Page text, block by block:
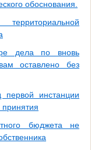
обоснования.
дела по вновь
оставлено без
инстанции
бюджета не